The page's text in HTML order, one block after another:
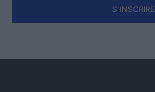
S'INSCRIRE